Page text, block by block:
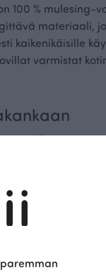
100 %
materiaali,
kaikenikäisille
varmistat
sinulle sopivan.
että iloisia,
ja nopeasti.